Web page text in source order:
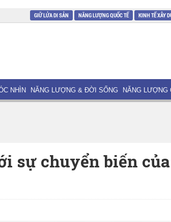
GIỮ LỬA DI SẢN NĂNG LƯỢNG QUỐC TẾ KINH TẾ XÂY
NHÌN NĂNG LƯỢNG & ĐỜI SỐNG NĂNG LƯỢNG
sự chuyển biến của